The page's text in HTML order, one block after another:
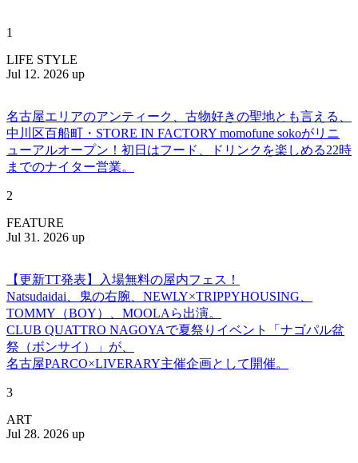
1
LIFE STYLE
Jul 12. 2026 up
名古屋エリアのアンティーク、古物好きの聖地とも言える、
中川区百船町・STORE IN FACTORY momofune sokoがリニ
ューアルオープン！初日はフード、ドリンクを楽しめる22時
までのナイター営業。
2
FEATURE
Jul 31. 2026 up
【更新TT発表】入場無料の屋内フェス！
Natsudaidai、鬼の右腕、NEWLY×TRIPPYHOUSING、
TOMMY（BOY）、MOOLAら出演。
CLUB QUATTRO NAGOYAで夏祭りイベント「ナゴパル盆
祭（ボンサイ）」が、
名古屋PARCO×LIVERARY主催企画として開催。
3
ART
Jul 28. 2026 up